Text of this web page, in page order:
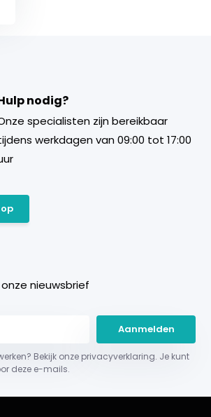
nodig?
specialisten zijn bereikbaar
werkdagen van 09:00 tot 17:00
nieuwsbrief
Aanmelden
Bekijk onze privacyverklaring. Je kunt
deze e-mails.